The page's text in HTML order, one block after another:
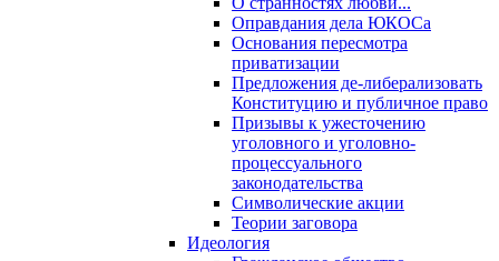
Оправдания дела ЮКОСа
Основания пересмотра
приватизации
Предложения де-либерализовать
Конституцию и публичное право
Призывы к ужесточению
уголовного и уголовно-
процессуального
законодательства
Символические акции
Теории заговора
Идеология